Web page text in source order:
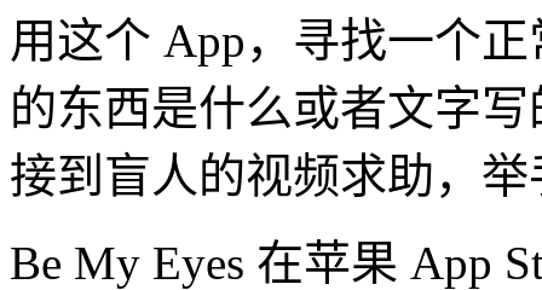
用这个 App，寻找一个
的东西是什么或者文字
接到盲人的视频求助，
Be My Eyes 在苹果 App